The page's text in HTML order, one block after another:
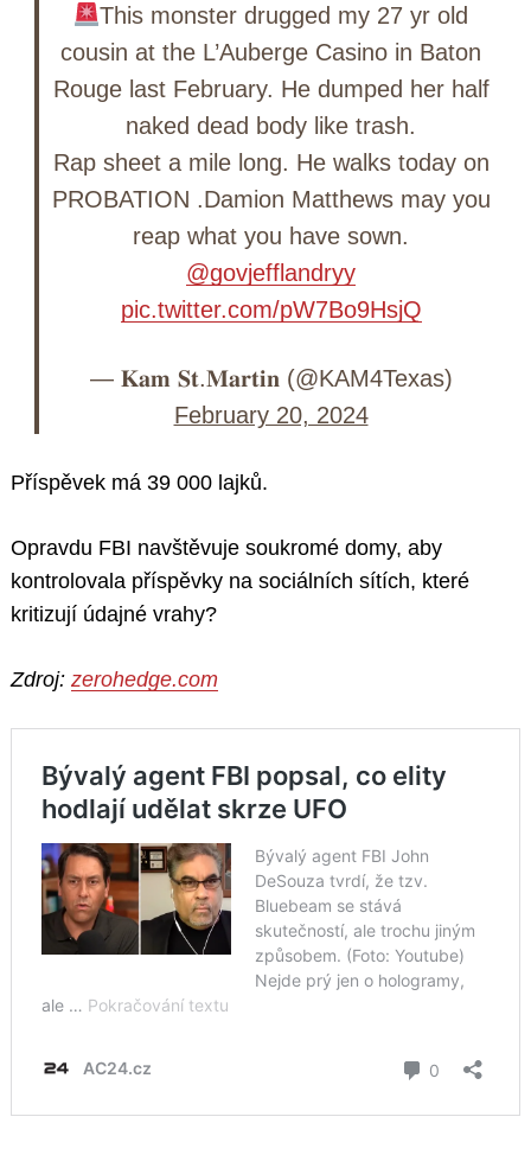
This monster drugged my 27 yr old
cousin at the L’Auberge Casino in Baton
Rouge last February. He dumped her half
naked dead body like trash.
Rap sheet a mile long. He walks today on
PROBATION .Damion Matthews may you
reap what you have sown.
@govjefflandryy
pic.twitter.com/pW7Bo9HsjQ
— 𝐊𝐚𝐦 𝐒𝐭.𝐌𝐚𝐫𝐭𝐢𝐧 (@KAM4Texas)
February 20, 2024
Příspěvek má 39 000 lajků.
Opravdu FBI navštěvuje soukromé domy, aby
kontrolovala příspěvky na sociálních sítích, které
kritizují údajné vrahy?
Zdroj: zerohedge.com